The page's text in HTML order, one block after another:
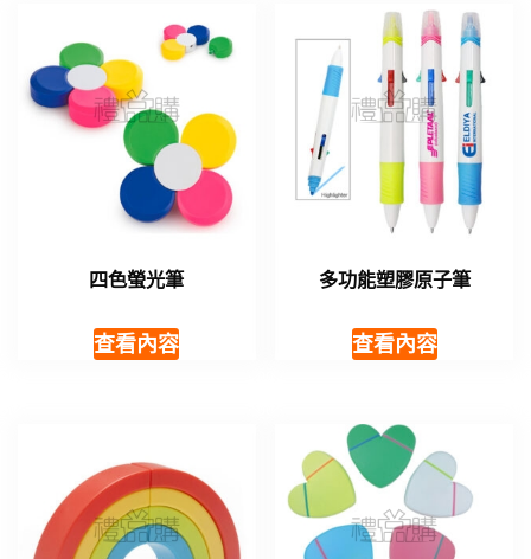
四色螢光筆
查看內容
多功能塑膠原子筆
查看內容